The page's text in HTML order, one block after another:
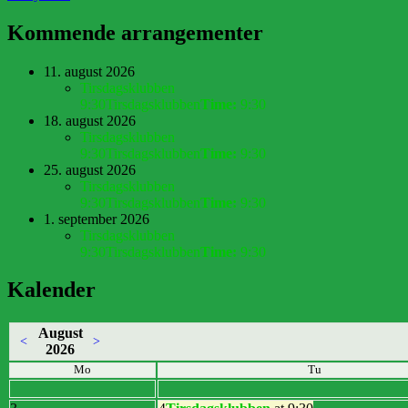
Kommende arrangementer
11. august 2026
Tirsdagsklubben
9:30TirsdagsklubbenTime: 9:30
18. august 2026
Tirsdagsklubben
9:30TirsdagsklubbenTime: 9:30
25. august 2026
Tirsdagsklubben
9:30TirsdagsklubbenTime: 9:30
1. september 2026
Tirsdagsklubben
9:30TirsdagsklubbenTime: 9:30
Kalender
<
August
2026
>
Mo Tu